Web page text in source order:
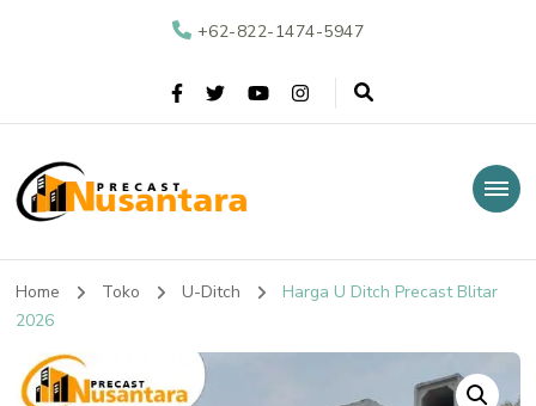
+62-822-1474-5947
Nusantara Precast
Home Toko U-Ditch
Harga U Ditch Precast Blitar
2026